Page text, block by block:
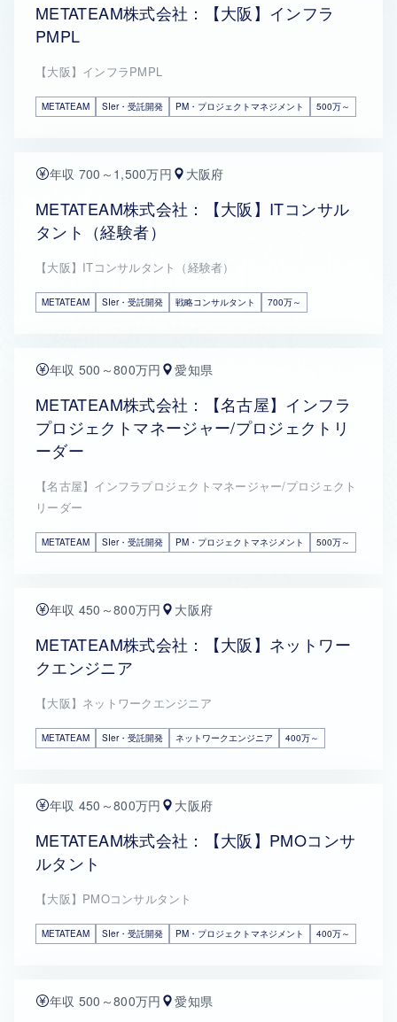
METATEAM株式会社：【大阪】インフラ
PMPL
【大阪】インフラPMPL
METATEAM SIer・受託開発 PM・プロジェクトマネジメント 500万～
年収 700～1,500万円 大阪府
METATEAM株式会社：【大阪】ITコンサル
タント（経験者）
【大阪】ITコンサルタント（経験者）
METATEAM SIer・受託開発 戦略コンサルタント 700万～
年収 500～800万円 愛知県
METATEAM株式会社：【名古屋】インフラ
プロジェクトマネージャー/プロジェクトリ
ーダー
【名古屋】インフラプロジェクトマネージャー/プロジェクト
リーダー
METATEAM SIer・受託開発 PM・プロジェクトマネジメント 500万～
年収 450～800万円 大阪府
METATEAM株式会社：【大阪】ネットワー
クエンジニア
【大阪】ネットワークエンジニア
METATEAM SIer・受託開発 ネットワークエンジニア 400万～
年収 450～800万円 大阪府
METATEAM株式会社：【大阪】PMOコンサ
ルタント
【大阪】PMOコンサルタント
METATEAM SIer・受託開発 PM・プロジェクトマネジメント 400万～
年収 500～800万円 愛知県